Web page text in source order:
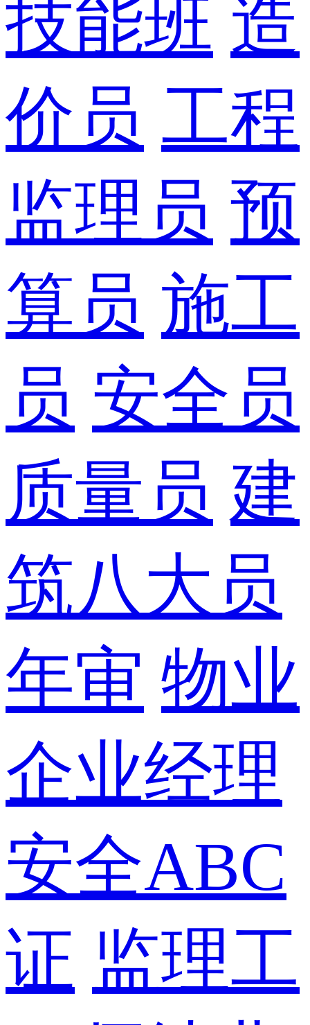
技能班 造
价员 工程
监理员 预
算员 施工
员 安全员
质量员 建
筑八大员
年审 物业
企业经理
安全ABC
证 监理工